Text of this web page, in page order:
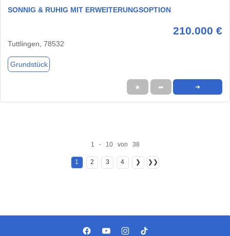
SONNIG & RUHIG MIT ERWEITERUNGSOPTION
210.000 €
Tuttlingen, 78532
Grundstück
★ ➦ ➜
1 - 10 von 38
1 2 3 4 ❯ ❯❯